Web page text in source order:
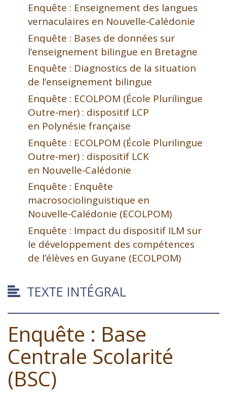
Enquête : Enseignement des langues
vernaculaires en Nouvelle‑Calédonie
Enquête : Bases de données sur
l’enseignement bilingue en Bretagne
Enquête : Diagnostics de la situation
de l’enseignement bilingue
Enquête : ECOLPOM (École Plurilingue
Outre‑mer) : dispositif LCP
en Polynésie française
Enquête : ECOLPOM (École Plurilingue
Outre‑mer) : dispositif LCK
en Nouvelle‑Calédonie
Enquête : Enquête
macrosociolinguistique en
Nouvelle‑Calédonie (ECOLPOM)
Enquête : Impact du dispositif ILM sur
le développement des compétences
de l’élèves en Guyane (ECOLPOM)
TEXTE INTÉGRAL
Enquête : Base
Centrale Scolarité
(BSC)